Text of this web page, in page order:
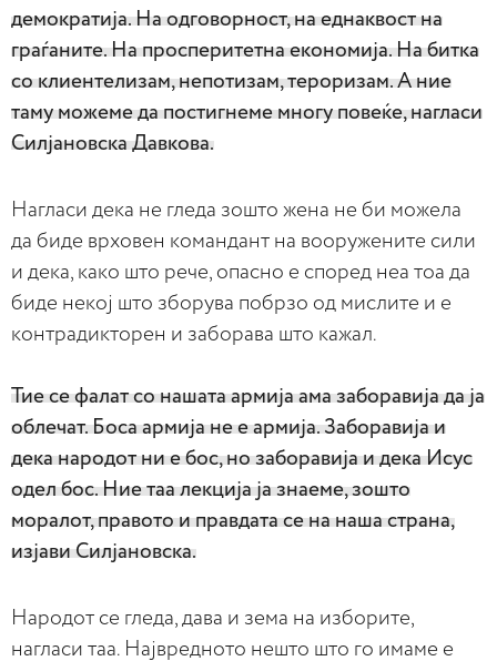
демократија. На одговорност, на еднаквост на
граѓаните. На просперитетна економија. На битка
со клиентелизам, непотизам, тероризам. А ние
таму можеме да постигнеме многу повеќе, нагласи
Силјановска Давкова.
Нагласи дека не гледа зошто жена не би можела
да биде врховен командант на вооружените сили
и дека, како што рече, опасно е според неа тоа да
биде некој што зборува побрзо од мислите и е
контрадикторен и заборава што кажал.
Тие се фалат со нашата армија ама заборавија да ја
облечат. Боса армија не е армија. Заборавија и
дека народот ни е бос, но заборавија и дека Исус
одел бос. Ние таа лекција ја знаеме, зошто
моралот, правото и правдата се на наша страна,
изјави Силјановска.
Народот се гледа, дава и зема на изборите,
нагласи таа. Највредното нешто што го имаме е